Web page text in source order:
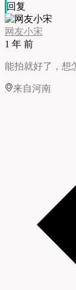
回复
网友小宋
1 年 前
能拍就好了，想
来自河南